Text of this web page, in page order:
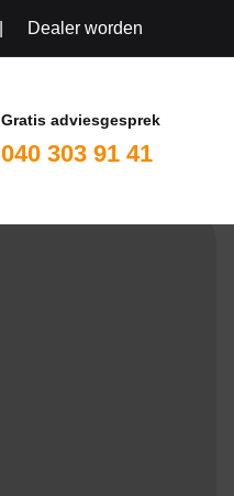
Dealer worden
Gratis adviesgesprek
040 303 91 41